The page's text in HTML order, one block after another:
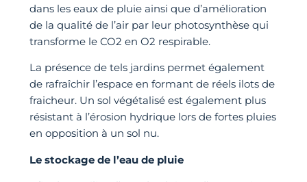
dans les eaux de pluie ainsi que d’amélioration
de la qualité de l’air par leur photosynthèse qui
transforme le CO2 en O2 respirable.
La présence de tels jardins permet également
de rafraîchir l’espace en formant de réels ilots de
fraicheur. Un sol végétalisé est également plus
résistant à l’érosion hydrique lors de fortes pluies
en opposition à un sol nu.
Le stockage de l’eau de pluie